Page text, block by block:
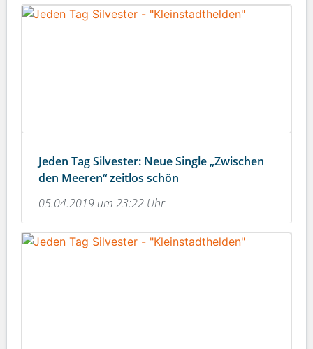
Jeden Tag Silvester: Neue Single „Zwischen
den Meeren“ zeitlos schön
05.04.2019 um 23:22 Uhr